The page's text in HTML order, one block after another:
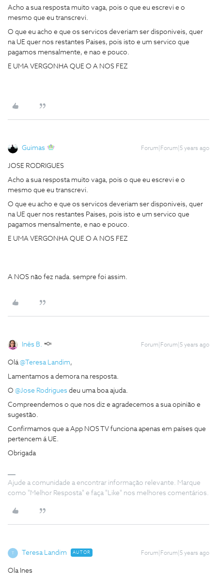
Acho a sua resposta muito vaga, pois o que eu escrevi e o
mesmo que eu transcrevi.
O que eu acho e que os servicos deveriam ser disponiveis, quer
na UE quer nos restantes Paises, pois isto e um servico que
pagamos mensalmente, e nao e pouco.
E UMA VERGONHA QUE O A NOS FEZ
Guimas Forum|Forum|5 years ago
JOSE RODRIGUES
Acho a sua resposta muito vaga, pois o que eu escrevi e o
mesmo que eu transcrevi.
O que eu acho e que os servicos deveriam ser disponiveis, quer
na UE quer nos restantes Paises, pois isto e um servico que
pagamos mensalmente, e nao e pouco.
E UMA VERGONHA QUE O A NOS FEZ
A NOS não fez nada. sempre foi assim.
Inês B. Forum|Forum|5 years ago
Olá@Teresa Landim,
Lamentamos a demora na resposta.
O @Jose Rodrigues deu uma boa ajuda.
Compreendemos o que nos diz e agradecemos a sua opinião e
sugestão.
Confirmamos que a App NOS TV funciona apenas em países que
pertencem á UE.
Obrigada
Ajude a comunidade a encontrar informação relevante. Marque
como "Melhor Resposta" e faça "Like" nos melhores comentários.
T Teresa Landim AUTOR Forum|Forum|5 years ago
Ola Ines